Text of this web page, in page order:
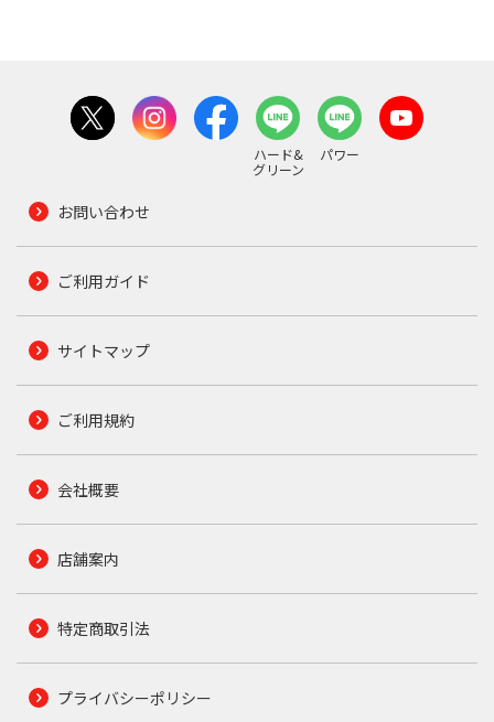
ハード&
グリーン
パワー
お問い合わせ
ご利用ガイド
サイトマップ
ご利用規約
会社概要
店舗案内
特定商取引法
プライバシーポリシー